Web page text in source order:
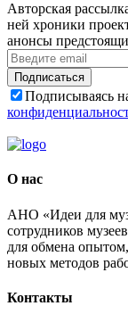
Авторская
ней хроники
анонсы
Подписаться
Подписываясь
О нас
АНО «Идеи для
сотрудников
для обмена
новых методов
Контакты